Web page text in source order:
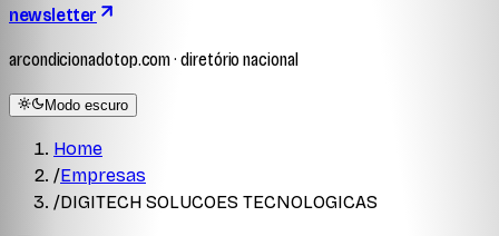
newsletter
arcondicionadotop.com · diretório nacional
Modo escuro
Home
/Empresas
/DIGITECH SOLUCOES TECNOLOGICAS